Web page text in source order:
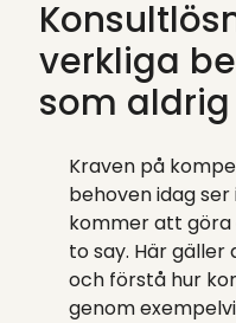
verkliga
som
Kraven på
behoven idag
kommer att göra
to say. Här
och förstå hur
genom